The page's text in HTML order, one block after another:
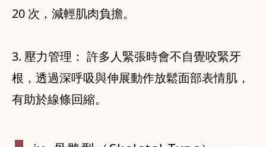
20 次，減輕肌肉負擔。
3. 壓力管理： 許多人緊張時會不自覺咬緊牙
根，透過深呼吸與伸展動作放鬆面部表情肌，
有助於線條回縮。